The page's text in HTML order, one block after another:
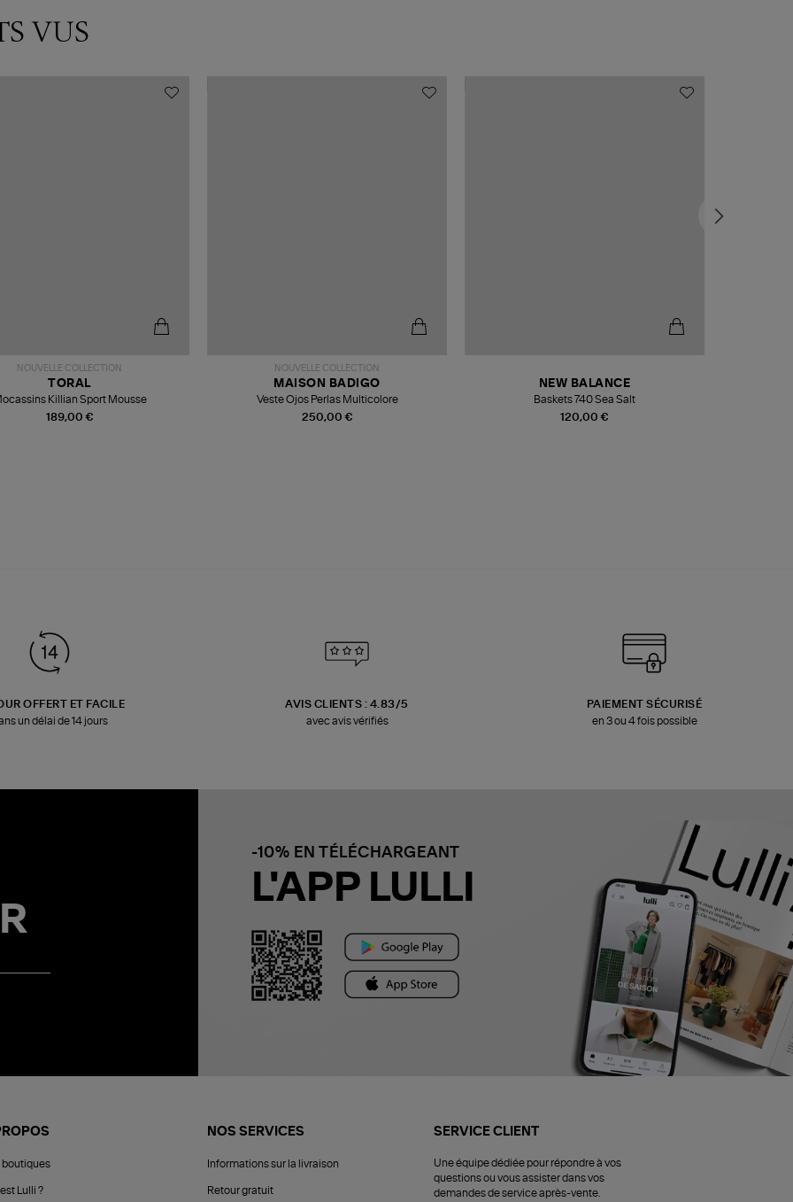
VUS
NOUVELLE COLLECTION
189,00 €
TORAL
Killian Sport Mousse
NOUVELLE COLLECTION
250,00 €
MAISON BADIGO
Veste Ojos Perlas Multicolore
120,00 €
NEW BALANCE
Baskets 740 Sea Salt
OFFERT ET FACILE
un délai de 14 jours
AVIS CLIENTS : 4.83/5
avec avis vérifiés
PAIEMENT SÉCURISÉ
en 3 ou 4 fois possible
-10% EN TÉLÉCHARGEANT
L'APP LULLI
boutiques
Lulli ?
NOS SERVICES
Informations sur la livraison
Retour gratuit
SERVICE CLIENT
Une équipe dédiée pour répondre à vos
questions ou vous assister dans vos
demandes de service après-vente.